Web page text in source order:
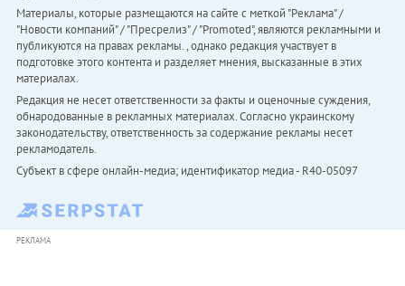
Материалы, которые размещаются на сайте с меткой "Реклама" /
"Новости компаний" / "Пресрелиз" / "Promoted", являются рекламными и
публикуются на правах рекламы. , однако редакция участвует в
подготовке этого контента и разделяет мнения, высказанные в этих
материалах.
Редакция не несет ответственности за факты и оценочные суждения,
обнародованные в рекламных материалах. Согласно украинскому
законодательству, ответственность за содержание рекламы несет
рекламодатель.
Субъект в сфере онлайн-медиа; идентификатор медиа - R40-05097
РЕКЛАМА